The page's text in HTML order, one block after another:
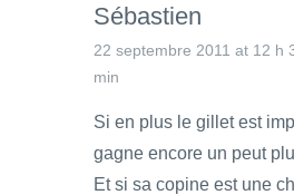
Sébastien
22 septembre 2011 at 12 h
min
Si en plus le gillet est
gagne encore un peut
Et si sa copine est une